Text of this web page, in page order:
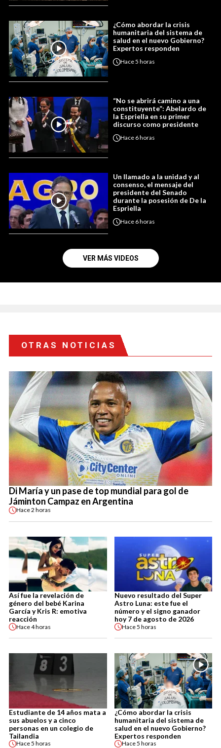
¿Cómo abordar la crisis
humanitaria del sistema de
salud en el nuevo Gobierno?
Expertos responden
Hace5 horas
“No se abrirá camino a una
constituyente”: Abelardo de
la Espriella en su primer
discurso como presidente
Hace 6 horas
Un llamado a la unidad y al
consenso, el mensaje del
presidente del Senado
durante la posesión de De la
Espriella
Hace 6 horas
VER MÁS VIDEOS
OTRAS NOTICIAS
Di María y un pase de top mundial para gol de
Jáminton Campaz en Argentina
Hace2 horas
Así fue la revelación de
género del bebé Karina
García y Kris R: emotiva
reacción
Hace4 horas
Nuevo resultado del Super
Astro Luna: este fue el
número y el signo ganador
hoy 7 de agosto de 2026
Hace5 horas
Estudiante de 14 años mata a
sus abuelos y a cinco
personas en un colegio de
Tailandia
Hace5 horas
¿Cómo abordar la crisis
humanitaria del sistema de
salud en el nuevo Gobierno?
Expertos responden
Hace5 horas